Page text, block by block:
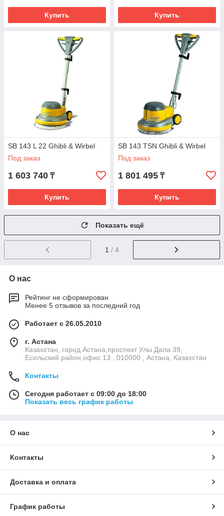
Купить Купить
SB 143 L 22 Ghibli & Wirbel
Под заказ
1 603 740 ₸
Купить
SB 143 TSN Ghibli & Wirbel
Под заказ
1 801 495 ₸
Купить
Показать ещё
1 / 4
О нас
Рейтинг не сформирован
Менее 5 отзывов за последний год
Работает с 26.05.2010
г. Астана
Казахстан, город Астана,проспект Улы Дала 39,
Есильский район,офис 13 , 010000 , Астана, Казахстан
Контакты
Сегодня работает с 09:00 до 18:00
Показать весь график работы
О нас
Контакты
Доставка и оплата
График работы